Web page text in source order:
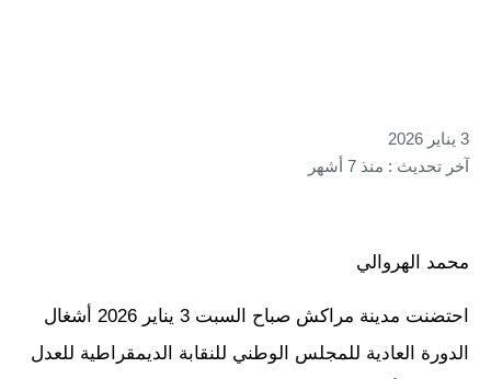
3 يناير 2026
آخر تحديث : منذ 7 أشهر
محمد الهروالي
احتضنت مدينة مراكش صباح السبت 3 يناير 2026 أشغال
الدورة العادية للمجلس الوطني للنقابة الديمقراطية للعدل